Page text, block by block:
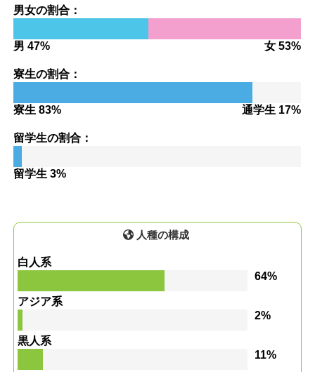
男女の割合：
男 47% 女 53%
寮生の割合：
寮生 83% 通学生 17%
留学生の割合：
留学生 3%
人種の構成
白人系
64%
アジア系
2%
黒人系
11%